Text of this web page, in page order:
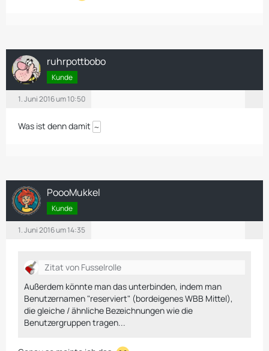
ruhrpottbobo
Kunde
1. Juni 2016 um 10:50
Was ist denn damit ~
PoooMukkel
Kunde
1. Juni 2016 um 14:35
Zitat von Fusselrolle
Außerdem könnte man das unterbinden, indem man
Benutzernamen "reserviert" (bordeigenes WBB Mittel),
die gleiche / ähnliche Bezeichnungen wie die
Benutzergruppen tragen...